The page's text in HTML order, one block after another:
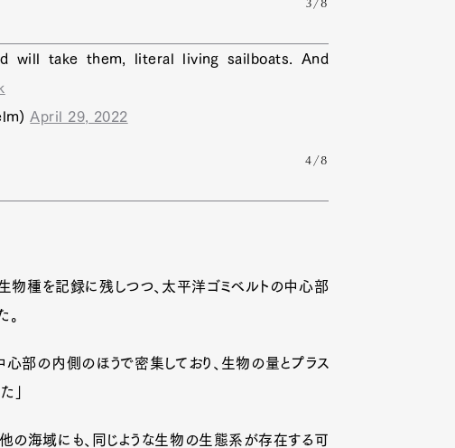
3/8
will take them, literal living sailboats. And
April 29, 2022
4/8
物種を記録に残しつつ、太平洋ゴミベルトの中心部
。
部の内側のほうで密集しており、生物の量とプラス
」
の海域にも、同じような生物の生態系が存在する可